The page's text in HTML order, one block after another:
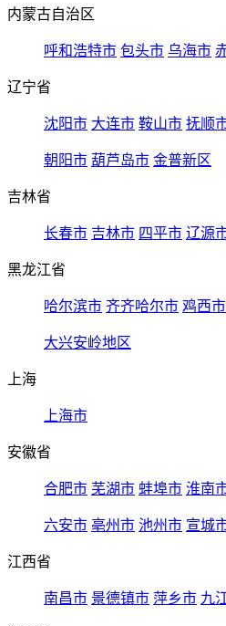
内蒙古自治区
呼和浩特市 包头市 乌海市
辽宁省
沈阳市 大连市 鞍山市 抚顺
朝阳市 葫芦岛市 金普新区
吉林省
长春市 吉林市 四平市 辽源
黑龙江省
哈尔滨市 齐齐哈尔市 鸡西市
大兴安岭地区
上海
上海市
安徽省
合肥市 芜湖市 蚌埠市 淮南
六安市 亳州市 池州市 宣城
江西省
南昌市 景德镇市 萍乡市 九